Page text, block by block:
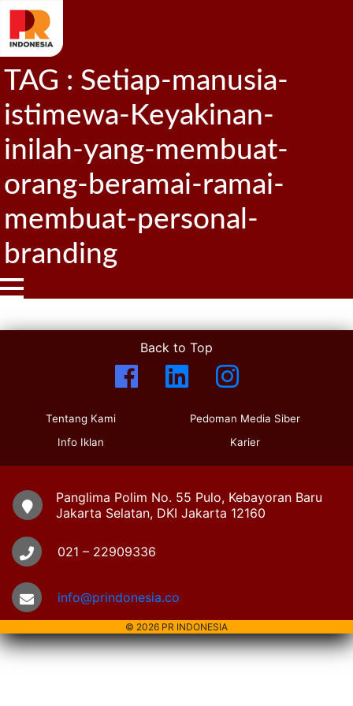
TAG : Setiap-manusia-
istimewa-Keyakinan-
inilah-yang-membuat-
orang-beramai-ramai-
membuat-personal-
branding
Back to Top
Tentang Kami
Info Iklan
Pedoman Media Siber
Karier
Panglima Polim No. 55 Pulo, Kebayoran Baru
Jakarta Selatan, DKI Jakarta 12160
021 – 22909336
info@prindonesia.co
© 2026 PR INDONESIA